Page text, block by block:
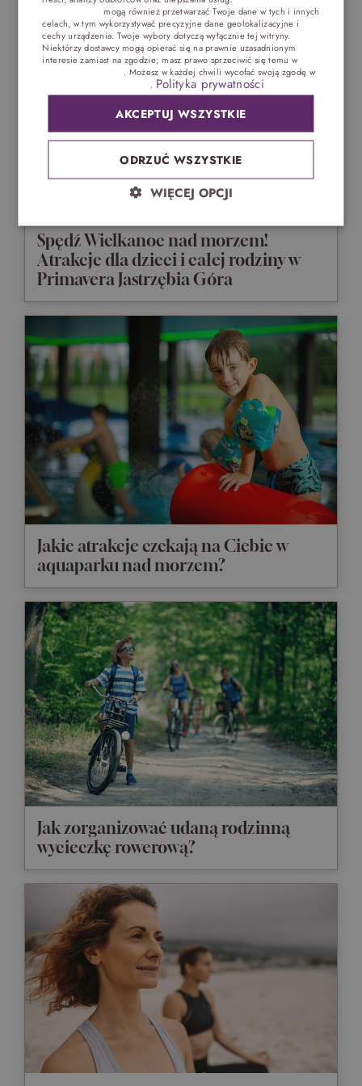
Spędź Wielkanoc nad morzem!
Atrakcje dla dzieci i całej rodziny w
Primavera Jastrzębia Góra
Jakie atrakcje czekają na Ciebie w
aquaparku nad morzem?
Jak zorganizować udaną rodzinną
wycieczkę rowerową?
GERMAN
CZECH
mogą również przetwarzać Twoje dane w tych i innych
celach, w tym wykorzystywać precyzyjne dane geolokalizacyjne i
cechy urządzenia. Twoje wybory dotyczą wyłącznie tej witryny.
Niektórzy dostawcy mogą opierać się na prawnie uzasadnionym
interesie zamiast na zgodzie; masz prawo sprzeciwić się temu w
. Możesz w każdej chwili wycofać swoją zgodę w
. Polityka prywatności
AKCEPTUJ WSZYSTKIE
ODRZUĆ WSZYSTKIE
WIĘCEJ OPCJI